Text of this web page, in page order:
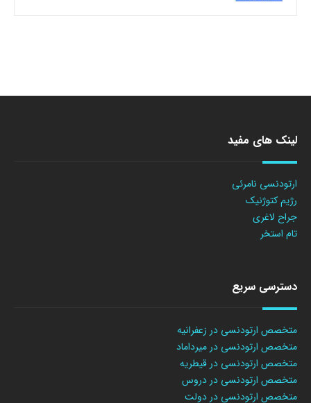
لینک های مفید
ارتودنسی نامرئی
رژیم کتوژنیک
جراح لاغری
تام استخر
دسترسی سریع
متخصص ارتودنسی در زعفرانیه
متخصص ارتودنسی در میرداماد
متخصص ارتودنسی در قیطریه
متخصص ارتودنسی در دروس
متخصص ارتودنسی در دولت